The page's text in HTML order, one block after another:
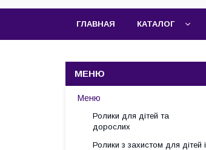
ГЛАВНАЯ КАТАЛОГ
Меню
Ролики для дітей та
дорослих
Ролики з захистом для дітей і